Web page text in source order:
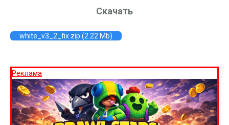
Скачать
white_v3_2_fix.zip (2.22 Mb)
Реклама